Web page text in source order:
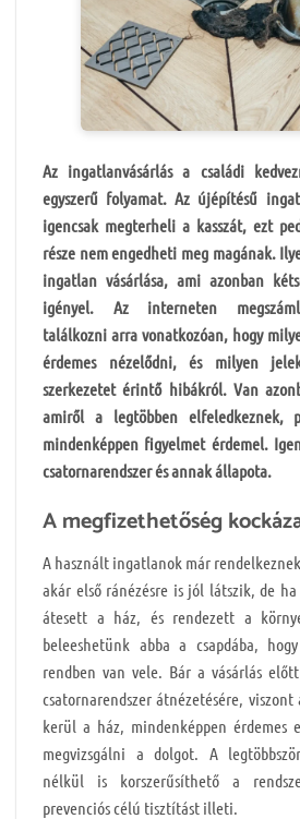
Az ingatlanvásárlás a családi
egyszerű folyamat. Az újépítésű
igencsak megterheli a kasszát, ezt
része nem engedheti meg magának.
ingatlan vásárlása, ami azonban
igényel. Az interneten
találkozni arra vonatkozóan, hogy
érdemes nézelődni, és milyen
szerkezetet érintő hibákról. Van
amiről a legtöbben elfeledkeznek,
mindenképpen figyelmet érdemel.
csatornarendszer és annak állapota.
A megfizethetőség
A használt ingatlanok már
akár első ránézésre is jól látszik, de
átesett a ház, és rendezett a
beleeshetünk abba a csapdába,
rendben van vele. Bár a vásárlás
csatornarendszer átnézetésére,
kerül a ház, mindenképpen érdemes
megvizsgálni a dolgot. A
nélkül is korszerűsíthető a
prevenciós célú tisztítást illeti.